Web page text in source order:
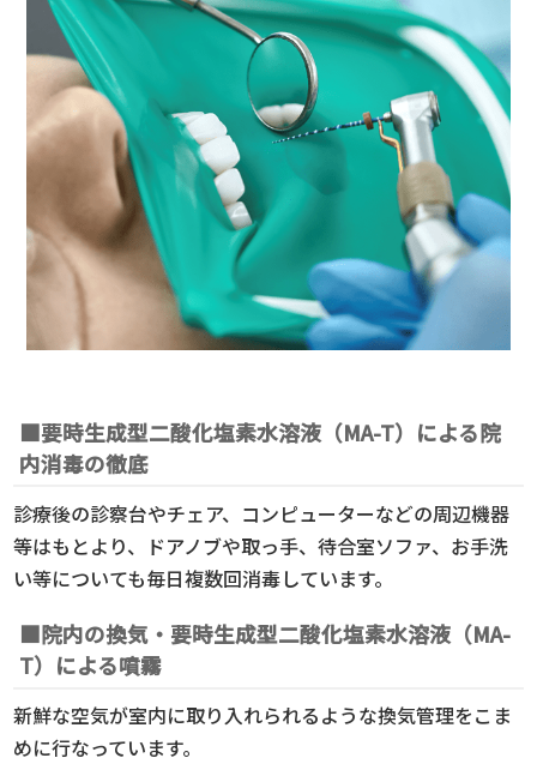
■要時生成型二酸化塩素水溶液（MA-T）による院
内消毒の徹底
診療後の診察台やチェア、コンピューターなどの周辺機器
等はもとより、ドアノブや取っ手、待合室ソファ、お手洗
い等についても毎日複数回消毒しています。
■院内の換気・要時生成型二酸化塩素水溶液（MA-
T）による噴霧
新鮮な空気が室内に取り入れられるような換気管理をこま
めに行なっています。